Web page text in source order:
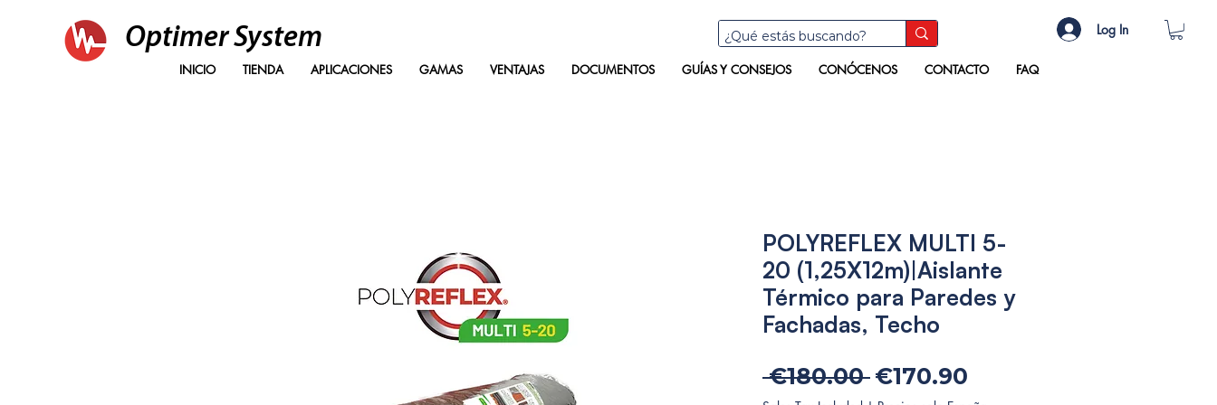
Optimer System Log In
INICIO TIENDA APLICACIONES GAMAS VENTAJAS DOCUMENTOS GUÍAS Y CONSEJOS CONÓCENOS CONTACTO FAQ
POLYREFLEX MULTI 5-
20 (1,25X12m)|Aislante
Térmico para Paredes y
Fachadas, Techo
€180.00 Regular
€170.90